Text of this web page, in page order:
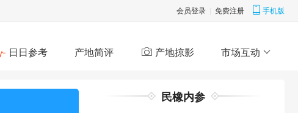
会员登录 免费注册 手机版
日日参考 产地简评 产地掠影 市场互动
民橡内参